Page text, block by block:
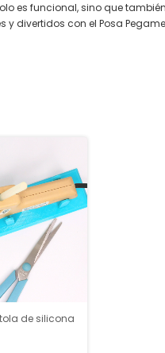
es funcional, sino que
y divertidos con el Posa
de silicona